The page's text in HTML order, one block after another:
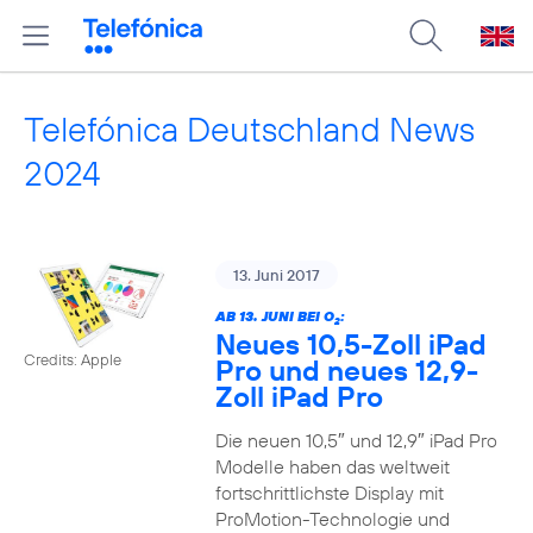
Telefónica Deutschland News
2024
Credits: Apple
13. Juni 2017
AB 13. JUNI BEI O2:
Neues 10,5-Zoll iPad
Pro und neues 12,9-
Zoll iPad Pro
Die neuen 10,5″ und 12,9″ iPad Pro
Modelle haben das weltweit
fortschrittlichste Display mit
ProMotion-Technologie und